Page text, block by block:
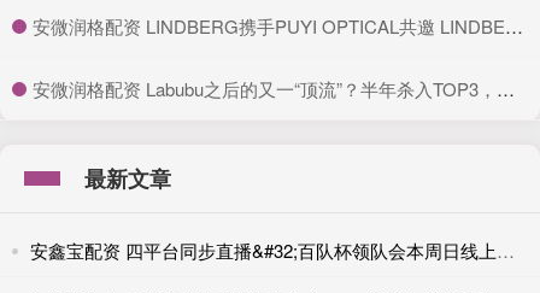
​安微润格配资 LINDBERG携手PUYI OPTICAL共邀 LINDBERG品牌全球代言人易烊千玺亮相长沙_眼镜_设计的_丹麦
​安微润格配资 Labubu之后的又一“顶流”？半年杀入TOP3，单品热销10万件
最新文章
安鑫宝配资 四平台同步直播&#32;百队杯领队会本周日线上召开